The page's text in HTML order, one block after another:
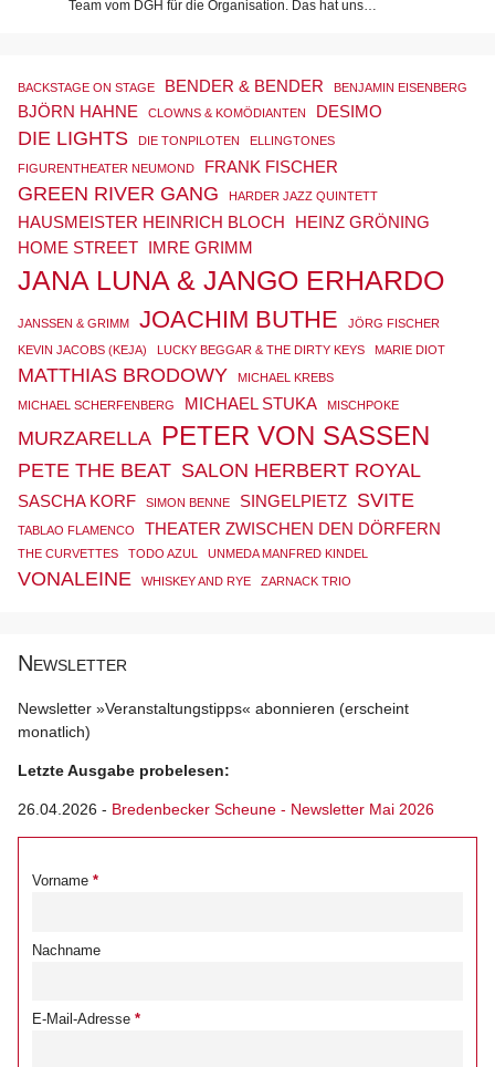
Team vom DGH für die Organisation. Das hat uns…
BACKSTAGE ON STAGE BENDER & BENDER BENJAMIN EISENBERG
BJÖRN HAHNE CLOWNS & KOMÖDIANTEN DESIMO
DIE LIGHTS DIE TONPILOTEN ELLINGTONES
FIGURENTHEATER NEUMOND FRANK FISCHER
GREEN RIVER GANG HARDER JAZZ QUINTETT
HAUSMEISTER HEINRICH BLOCH
HEINZ GRÖNING
HOME STREET IMRE GRIMM
JANA LUNA & JANGO ERHARDO
JANSSEN & GRIMM JOACHIM BUTHE
JÖRG FISCHER
KEVIN JACOBS (KEJA)
LUCKY BEGGAR & THE DIRTY KEYS MARIE DIOT
MATTHIAS BRODOWY MICHAEL KREBS
MICHAEL SCHERFENBERG MICHAEL STUKA MISCHPOKE
MURZARELLA PETER VON SASSEN
PETE THE BEAT SALON HERBERT ROYAL
SASCHA KORF SIMON BENNE SINGELPIETZ SVITE
TABLAO FLAMENCO THEATER ZWISCHEN DEN DÖRFERN
THE CURVETTES TODO AZUL UNMEDA MANFRED KINDEL
VONALEINE WHISKEY AND RYE ZARNACK TRIO
Newsletter
Newsletter »Veranstaltungstipps« abonnieren (erscheint
monatlich)
Letzte Ausgabe probelesen:
26.04.2026 - Bredenbecker Scheune - Newsletter Mai 2026
Vorname
Nachname
E-Mail-Adresse